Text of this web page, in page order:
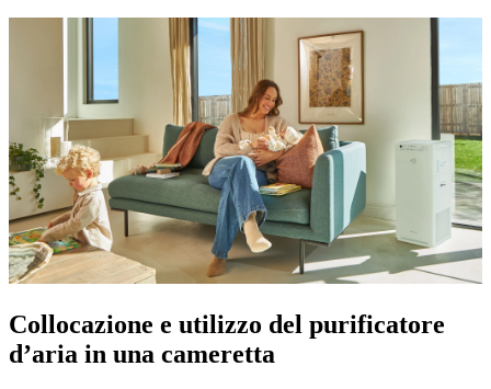
Collocazione e utilizzo del purificatore
d’aria in una cameretta